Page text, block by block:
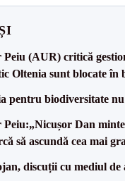
Peiu (AUR) critică
Oltenia sunt blocate în
pentru biodiversitate
Peiu:„Nicușor Dan
să ascundă cea mai
discuții cu mediul de